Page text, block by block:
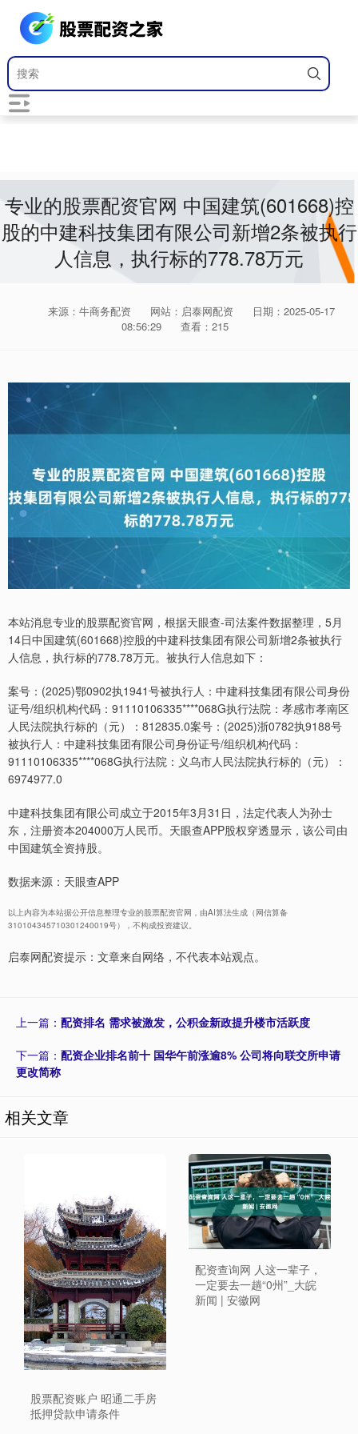
专业的股票配资官网 中国建筑(601668)控
股的中建科技集团有限公司新增2条被执行
人信息，执行标的778.78万元
来源：牛商务配资 网站：启泰网配资
日期：2025-05-17
08:56:29
查看：215
本站消息专业的股票配资官网，根据天眼查-司法案件数据整理，5月
14日中国建筑(601668)控股的中建科技集团有限公司新增2条被执行
人信息，执行标的778.78万元。被执行人信息如下：
案号：(2025)鄂0902执1941号被执行人：中建科技集团有限公司身份
证号/组织机构代码：91110106335****068G执行法院：孝感市孝南区
人民法院执行标的（元）：812835.0案号：(2025)浙0782执9188号
被执行人：中建科技集团有限公司身份证号/组织机构代码：
91110106335****068G执行法院：义乌市人民法院执行标的（元）：
6974977.0
中建科技集团有限公司成立于2015年3月31日，法定代表人为孙士
东，注册资本204000万人民币。天眼查APP股权穿透显示，该公司由
中国建筑全资持股。
数据来源：天眼查APP
以上内容为本站据公开信息整理专业的股票配资官网，由AI算法生成（网信算备
310104345710301240019号），不构成投资建议。
启泰网配资提示：文章来自网络，不代表本站观点。
上一篇： 配资排名 需求被激发，公积金新政提升楼市活跃度
下一篇： 配资企业排名前十 国华午前涨逾8% 公司将向联交所申请
更改简称
相关文章
股票配资账户 昭通二手房
抵押贷款申请条件
配资查询网 人这一辈子，
一定要去一趟“0州”_大皖
新闻 | 安徽网